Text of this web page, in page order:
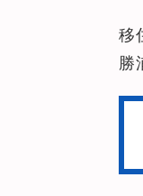
移
勝